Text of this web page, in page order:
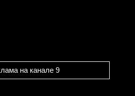
на канале 9